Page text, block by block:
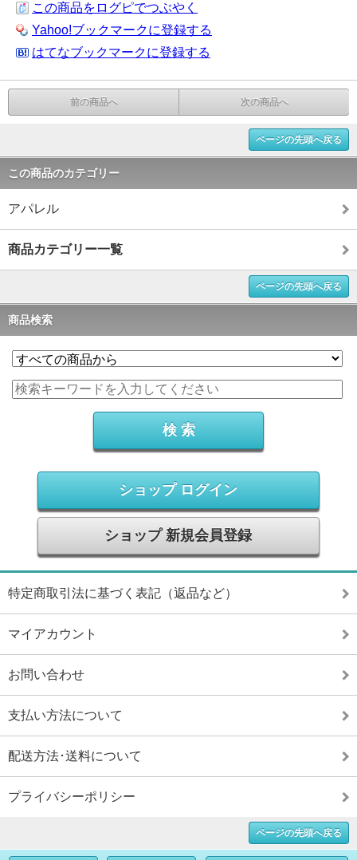
この商品をログピでつぶやく
Yahoo!ブックマークに登録する
はてなブックマークに登録する
前の商品へ 次の商品へ
ページの先頭へ戻る
この商品のカテゴリー
アパレル
商品カテゴリー一覧
ページの先頭へ戻る
商品検索
ショップ ログイン
ショップ 新規会員登録
特定商取引法に基づく表記（返品など）
マイアカウント
お問い合わせ
支払い方法について
配送方法･送料について
プライバシーポリシー
ページの先頭へ戻る